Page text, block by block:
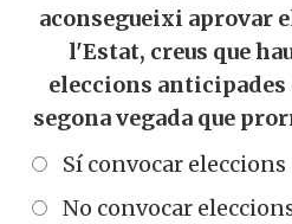
aconsegueixi aprovar
l'Estat, creus que
eleccions anticipades
segona vegada que
Sí convocar eleccions
No convocar